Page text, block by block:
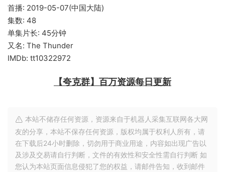
首播: 2019-05-07(中国大陆)
集数: 48
单集片长: 45分钟
又名: The Thunder
IMDb: tt10322972
【夸克群】百万资源每日更新
本站不储存任何资源，资源来自于机器人采集互联网各大网
友的分享，本站不保存任何资源，版权均属于权利人所有，请
在下载后24小时删除，切勿用于商业用途，内容如出现广告以
及涉及交易请自行判断，文件的有效性和安全性需自行判断 如
您认为本站页面信息侵犯了您的权益，请邮件告知，收到邮件